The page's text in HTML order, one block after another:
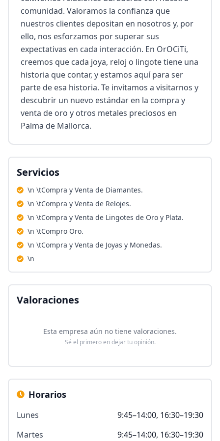
comunidad. Valoramos la confianza que
nuestros clientes depositan en nosotros y, por
ello, nos esforzamos por superar sus
expectativas en cada interacción. En OrOCiTi,
creemos que cada joya, reloj o lingote tiene una
historia que contar, y estamos aquí para ser
parte de esa historia. Te invitamos a visitarnos y
descubrir un nuevo estándar en la compra y
venta de oro y otros metales preciosos en
Palma de Mallorca.
Servicios
\n \tCompra y Venta de Diamantes.
\n \tCompra y Venta de Relojes.
\n \tCompra y Venta de Lingotes de Oro y Plata.
\n \tCompro Oro.
\n \tCompra y Venta de Joyas y Monedas.
\n
Valoraciones
Esta empresa aún no tiene valoraciones.
Sé el primero en dejar tu opinión.
Horarios
Lunes
9:45–14:00, 16:30–19:30
Martes
9:45–14:00, 16:30–19:30